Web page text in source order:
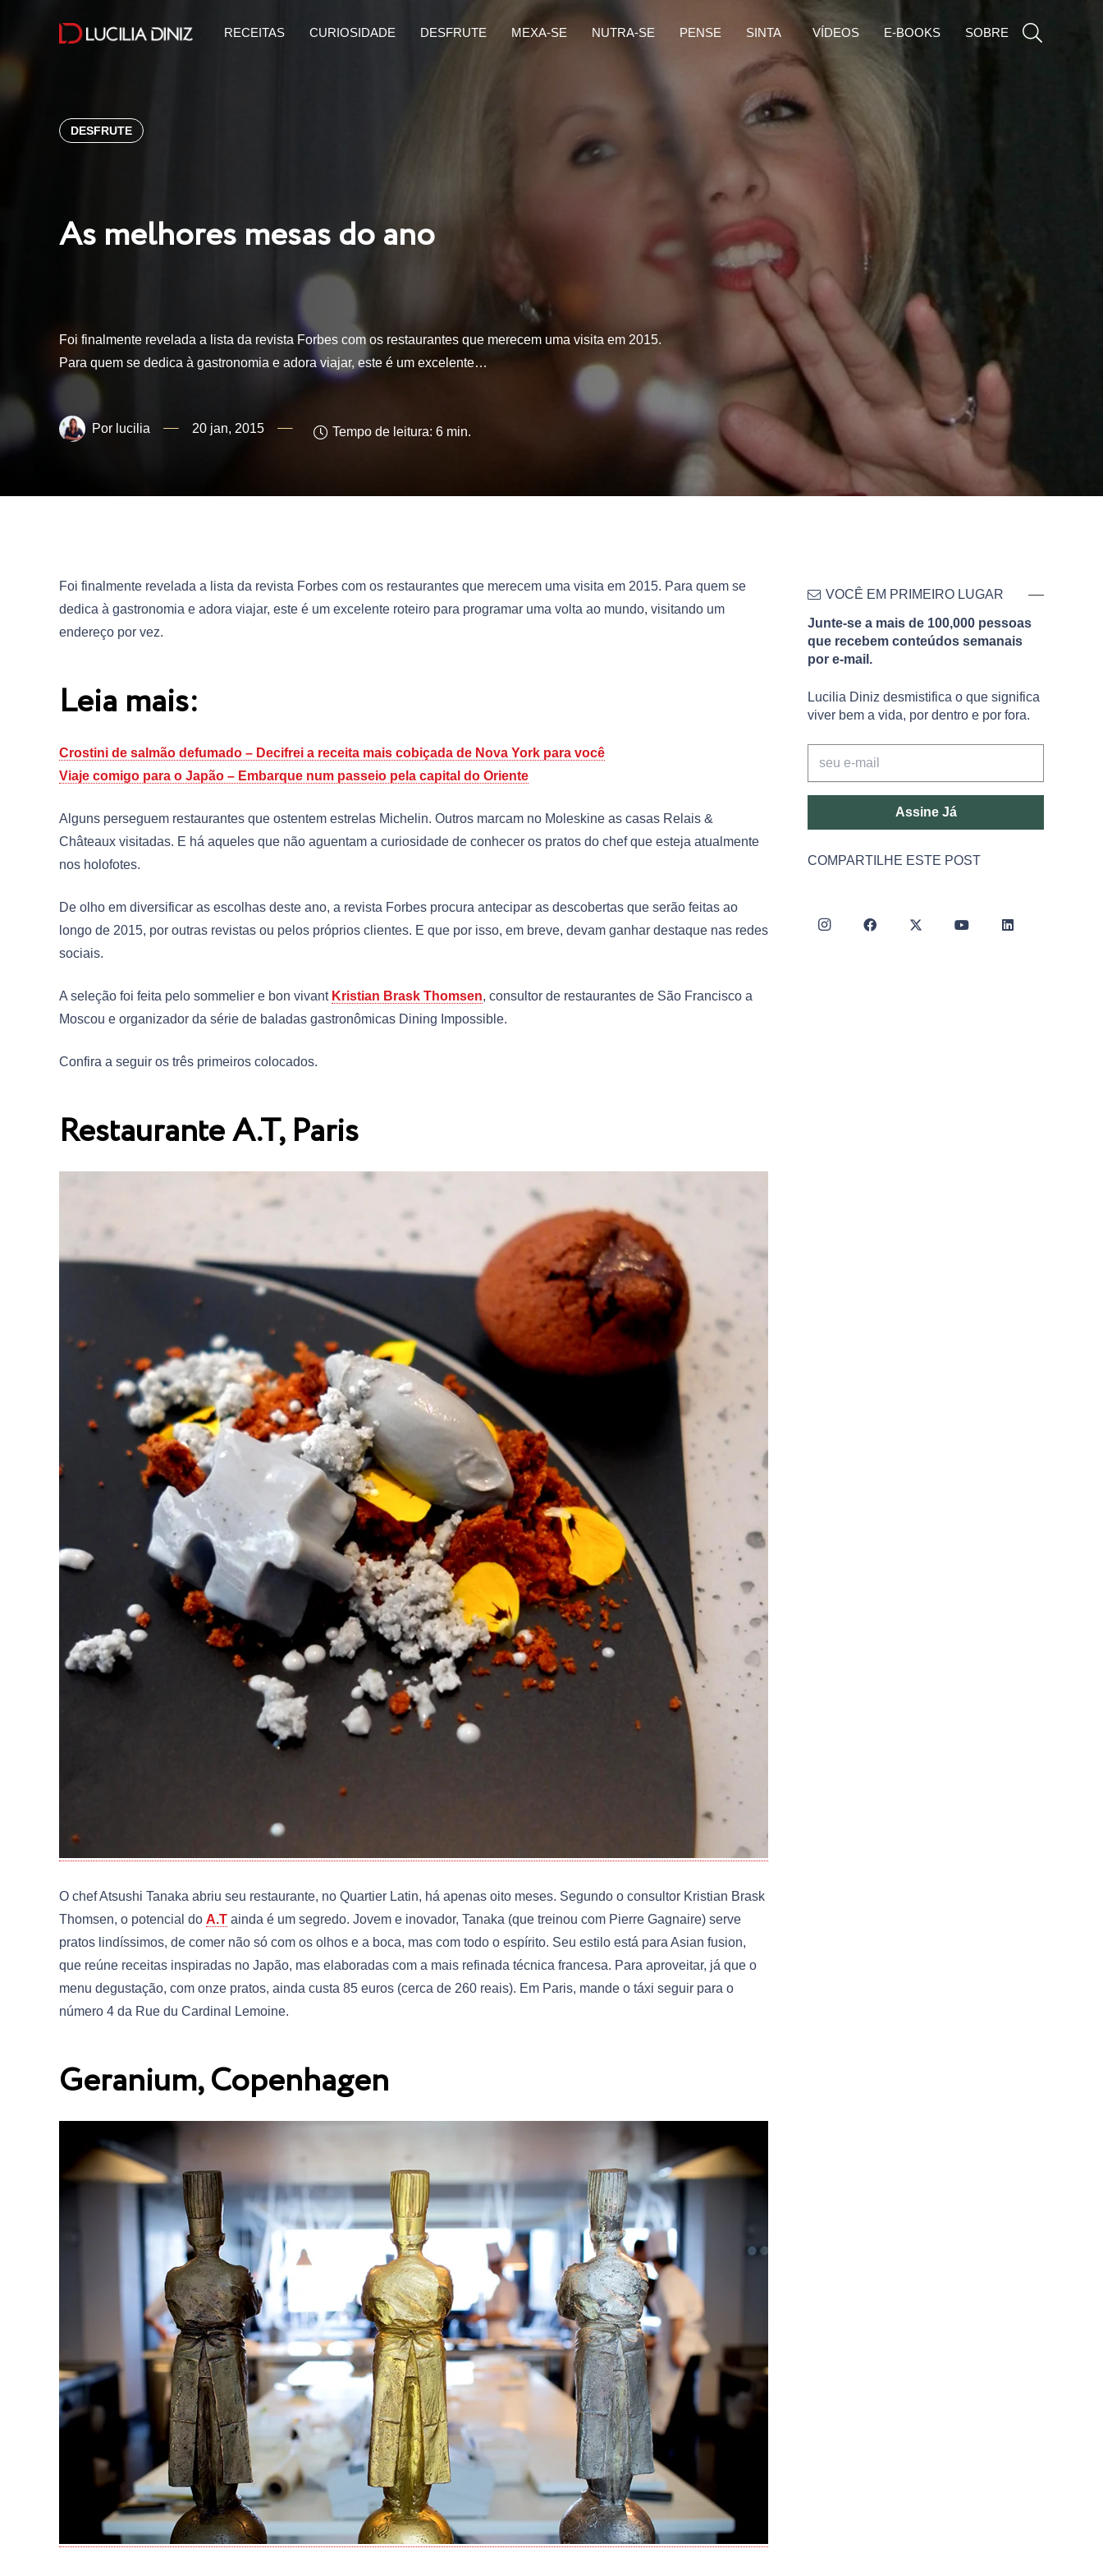
RECEITAS CURIOSIDADE DESFRUTE MEXA-SE NUTRA-SE PENSE SINTA VÍDEOS E-BOOKS SOBRE
DESFRUTE
As melhores mesas do ano
Foi finalmente revelada a lista da revista Forbes com os restaurantes que merecem uma visita em 2015.
Para quem se dedica à gastronomia e adora viajar, este é um excelente…
lucilia 20 jan, 2015 Tempo de leitura: 6 min.
Foi finalmente revelada a lista da revista Forbes com os restaurantes que merecem uma visita em 2015. Para quem se
dedica à gastronomia e adora viajar, este é um excelente roteiro para programar uma volta ao mundo, visitando um
endereço por vez.
Leia mais:
Crostini de salmão defumado – Decifrei a receita mais cobiçada de Nova York para você
Viaje comigo para o Japão – Embarque num passeio pela capital do Oriente
Alguns perseguem restaurantes que ostentem estrelas Michelin. Outros marcam no Moleskine as casas Relais &
Châteaux visitadas. E há aqueles que não aguentam a curiosidade de conhecer os pratos do chef que esteja atualmente
nos holofotes.
De olho em diversificar as escolhas deste ano, a revista Forbes procura antecipar as descobertas que serão feitas ao
longo de 2015, por outras revistas ou pelos próprios clientes. E que por isso, em breve, devam ganhar destaque nas redes
sociais.
A seleção foi feita pelo sommelier e bon vivant Kristian Brask Thomsen, consultor de restaurantes de São Francisco a
Moscou e organizador da série de baladas gastronômicas Dining Impossible.
Confira a seguir os três primeiros colocados.
Restaurante A.T, Paris
O chef Atsushi Tanaka abriu seu restaurante, no Quartier Latin, há apenas oito meses. Segundo o consultor Kristian Brask
Thomsen, o potencial do A.T ainda é um segredo. Jovem e inovador, Tanaka (que treinou com Pierre Gagnaire) serve
pratos lindíssimos, de comer não só com os olhos e a boca, mas com todo o espírito. Seu estilo está para Asian fusion,
que reúne receitas inspiradas no Japão, mas elaboradas com a mais refinada técnica francesa. Para aproveitar, já que o
menu degustação, com onze pratos, ainda custa 85 euros (cerca de 260 reais). Em Paris, mande o táxi seguir para o
número 4 da Rue du Cardinal Lemoine.
Geranium, Copenhagen
VOCÊ EM PRIMEIRO LUGAR
Junte-se a mais de 100,000 pessoas
que recebem conteúdos semanais
por e-mail.
Lucilia Diniz desmistifica o que significa
viver bem a vida, por dentro e por fora.
Assine Já
COMPARTILHE ESTE POST